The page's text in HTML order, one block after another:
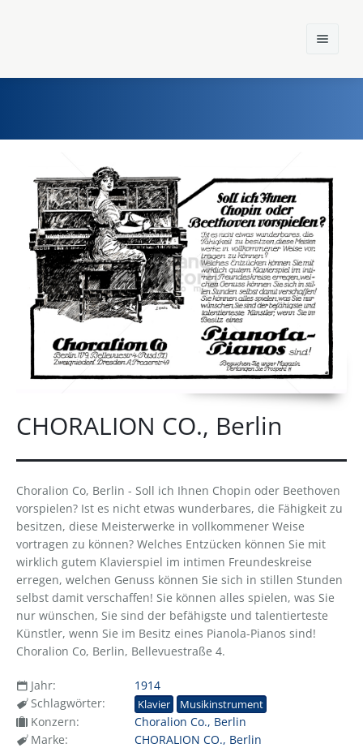
Einst und Heute
Marken
Konzerne
Epoche
CHORALION CO., Berlin
Choralion Co, Berlin - Soll ich Ihnen Chopin oder Beethoven
vorspielen? Ist es nicht etwas wunderbares, die Fähigkeit zu
besitzen, diese Meisterwerke in vollkommener Weise
vortragen zu können? Welches Entzücken können Sie mit
wirklich gutem Klavierspiel im intimen Freundeskreise
erregen, welchen Genuss können Sie sich in stillen Stunden
selbst damit verschaffen! Sie können alles spielen, was Sie
nur wünschen, Sie sind der befähigste und talentierteste
Künstler, wenn Sie im Besitz eines Pianola-Pianos sind!
Choralion Co, Berlin, Bellevuestraße 4.
Jahr:
1914
Schlagwörter:
Klavier Musikinstrument
Konzern:
Choralion Co., Berlin
Marke:
CHORALION CO., Berlin